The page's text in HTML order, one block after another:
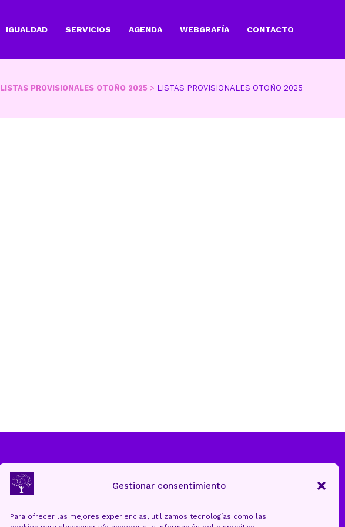
Gestionar consentimiento
Para ofrecer las mejores experiencias, utilizamos tecnologías como las
IGUALDAD SERVICIOS AGENDA WEBGRAFÍA CONTACTO
LISTAS PROVISIONALES OTOÑO 2025 > LISTAS PROVISIONALES OTOÑO 2025